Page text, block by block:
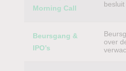
Morning Call
besluit
Beursgang &
IPO’s
over